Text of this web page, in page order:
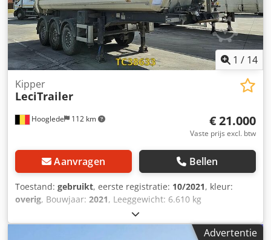
1 / 14
Hooglede 112 km
Kipper
LeciTrailer
€ 21.000
Vaste prijs excl. btw
Aanvragen Bellen
Toestand: gebruikt, eerste registratie: 10/2021, kleur:
overig, Bouwjaar: 2021, Leeggewicht: 6.610 kg
Laadvermogen: 31.390 kg toegestane max. massa: 38.000
kg Crodozra H Eopfx Af Ref Schade: geen
Advertentie